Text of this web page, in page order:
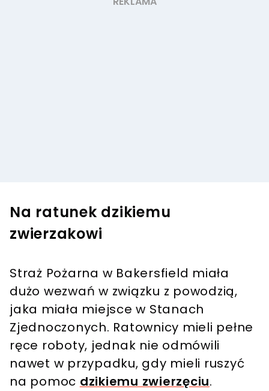
Na ratunek dzikiemu
zwierzakowi
Straż Pożarna w Bakersfield miała
dużo wezwań w związku z powodzią,
jaka miała miejsce w Stanach
Zjednoczonych. Ratownicy mieli pełne
ręce roboty, jednak nie odmówili
nawet w przypadku, gdy mieli ruszyć
na pomoc dzikiemu zwierzęciu.